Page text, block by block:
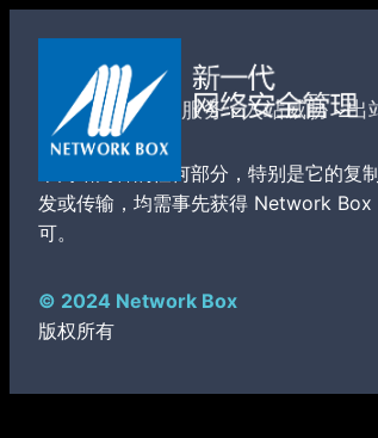
服务 入站威胁 出
本网站内容的任何部分，特别是它的复
发或传输，均需事先获得 Network Box
可。
© 2024 Network Box
版权所有